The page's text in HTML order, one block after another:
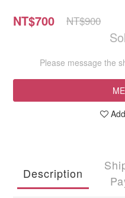
NT$700 NT$900
Please message the
Description